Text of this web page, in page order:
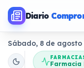
Diario
Sábado, 8 de agosto
Farmacia